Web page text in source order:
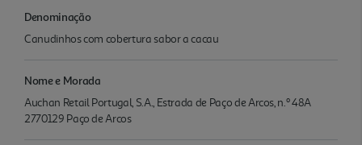
Denominação
Canudinhos com cobertura sabor a cacau
Nome e Morada
Auchan Retail Portugal, S.A., Estrada de Paço de Arcos, n.º 48A
2770129 Paço de Arcos